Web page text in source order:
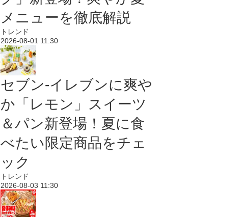
メニューを徹底解説
トレンド
2026-08-01 11:30
セブン‐イレブンに爽や
か「レモン」スイーツ
＆パン新登場！夏に食
べたい限定商品をチェ
ック
トレンド
2026-08-03 11:30